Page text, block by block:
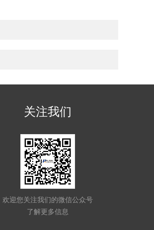
关注我们
欢迎您关注我们的微信公众号
了解更多信息